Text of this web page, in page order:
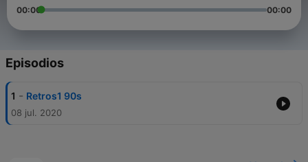
00:00 00:00
Episodios
1 - Retros1 90s
08 jul. 2020